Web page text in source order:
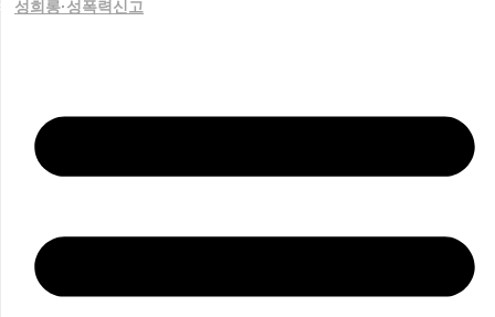
성희롱·성폭력신고